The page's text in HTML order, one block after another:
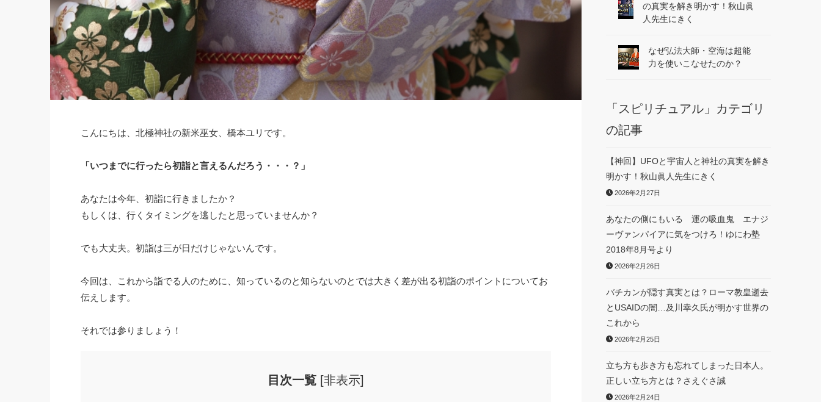
こんにちは、北極神社の新米巫女、橋本ユリです。
「いつまでに行ったら初詣と言えるんだろう・・・？」
あなたは今年、初詣に行きましたか？
もしくは、行くタイミングを逃したと思っていませんか？
でも大丈夫。初詣は三が日だけじゃないんです。
今回は、これから詣でる人のために、知っているのと知らないのとでは大きく差が出る初詣のポイントについてお
伝えします。
それでは参りましょう！
目次一覧 [非表示]
の真実を解き明かす！秋山眞
人先生にきく
なぜ弘法大師・空海は超能
力を使いこなせたのか？
「スピリチュアル」カテゴリ
の記事
【神回】UFOと宇宙人と神社の真実を解き
明かす！秋山眞人先生にきく
2026年2月27日
あなたの側にもいる 運の吸血鬼 エナジ
ーヴァンパイアに気をつけろ！ゆにわ塾
2018年8月号より
2026年2月26日
バチカンが隠す真実とは？ローマ教皇逝去
とUSAIDの闇…及川幸久氏が明かす世界の
これから
2026年2月25日
立ち方も歩き方も忘れてしまった日本人。
正しい立ち方とは？さえぐさ誠
2026年2月24日